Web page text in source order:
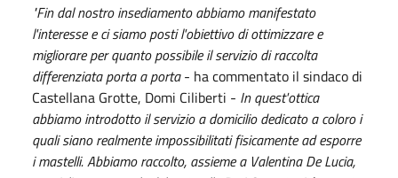
"Fin dal nostro insediamento abbiamo manifestato
l'interesse e ci siamo posti l'obiettivo di ottimizzare e
migliorare per quanto possibile il servizio di raccolta
differenziata porta a porta- ha commentato il sindaco di
Castellana Grotte, Domi Ciliberti - In quest'ottica
abbiamo introdotto il servizio a domicilio dedicato a coloro i
quali siano realmente impossibilitati fisicamente ad esporre
i mastelli. Abbiamo raccolto, assieme a Valentina De Lucia,